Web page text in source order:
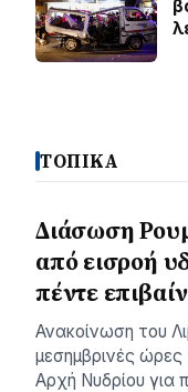
ΤΟΠΙΚΑ
Διάσωση
από εισροή
πέντε
Ανακοίνωση του
μεσημβρινές ώρες
Αρχή Νυδρίου για